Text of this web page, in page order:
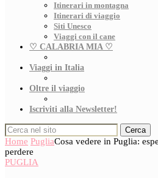
Itinerari in montagna
Itinerari di viaggio
Siti Unesco
Viaggi con il cane
♡ CALABRIA MIA ♡
Viaggi in Italia
Oltre il viaggio
Iscriviti alla Newsletter!
Cerca
Home PugliaCosa vedere in Puglia:
perdere
PUGLIA